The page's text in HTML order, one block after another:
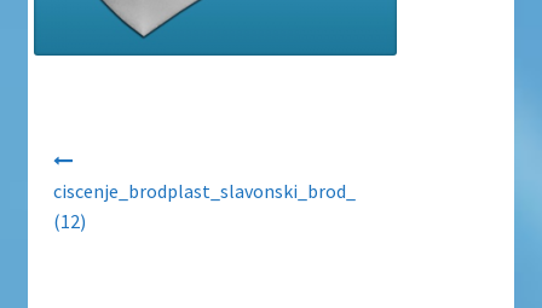
ciscenje_brodplast_slavonski_brod_
(12)